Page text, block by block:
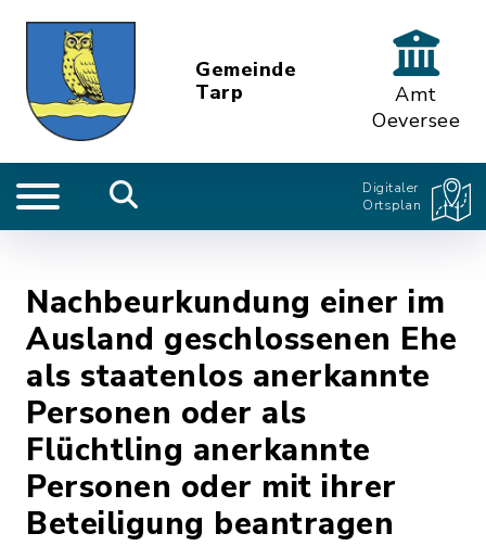
Gemeinde
Tarp
Amt
Oeversee
Digitaler
Ortsplan
Nachbeurkundung einer im
Ausland geschlossenen Ehe
als staatenlos anerkannte
Personen oder als
Flüchtling anerkannte
Personen oder mit ihrer
Beteiligung beantragen